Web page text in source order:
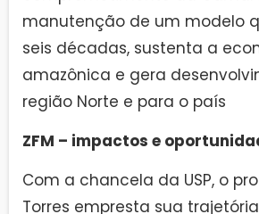
manutenção de um modelo
seis décadas, sustenta a
amazônica e gera
região Norte e para o país
ZFM – impactos e
Com a chancela da USP, o
Torres empresta sua